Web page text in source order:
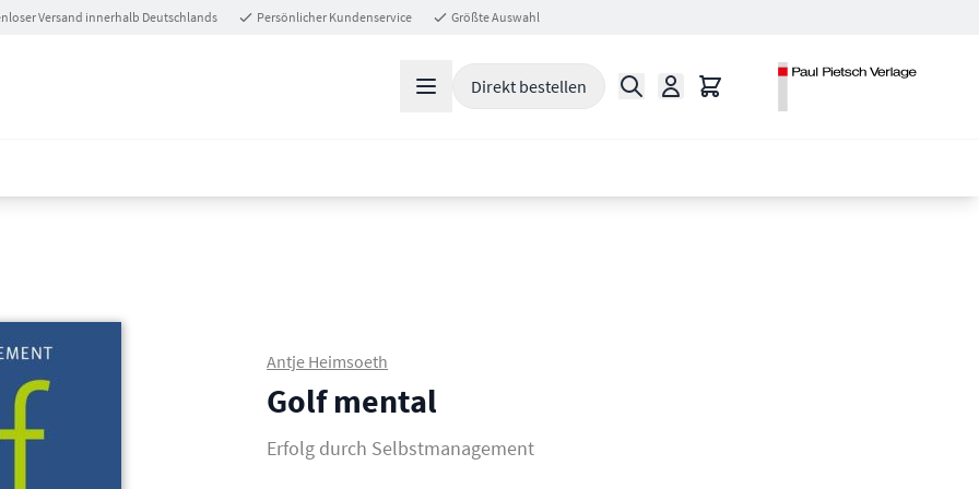
Versand innerhalb Deutschlands Persönlicher Kundenservice Größte Auswahl
Direkt bestellen Suche Warenkorb
Antje Heimsoeth
Golf mental
Erfolg durch Selbstmanagement